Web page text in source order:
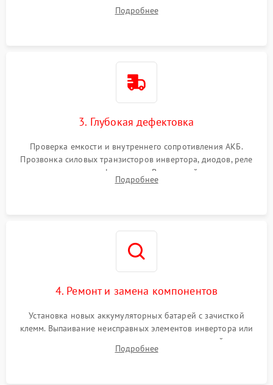
и кистей для предотвращения перегрева и замыканий.
Подробнее
3. Глубокая дефектовка
Проверка емкости и внутреннего сопротивления АКБ.
Прозвонка силовых транзисторов инвертора, диодов, реле
переключения и трансформатора. Визуальный поиск вздутых
конденсаторов и прогаров на печатной плате.
Подробнее
4. Ремонт и замена компонентов
Установка новых аккумуляторных батарей с зачисткой
клемм. Выпаивание неисправных элементов инвертора или
цепи зарядки и монтаж новых радиодеталей.
Восстановление поврежденных токоведущих дорожек и
Подробнее